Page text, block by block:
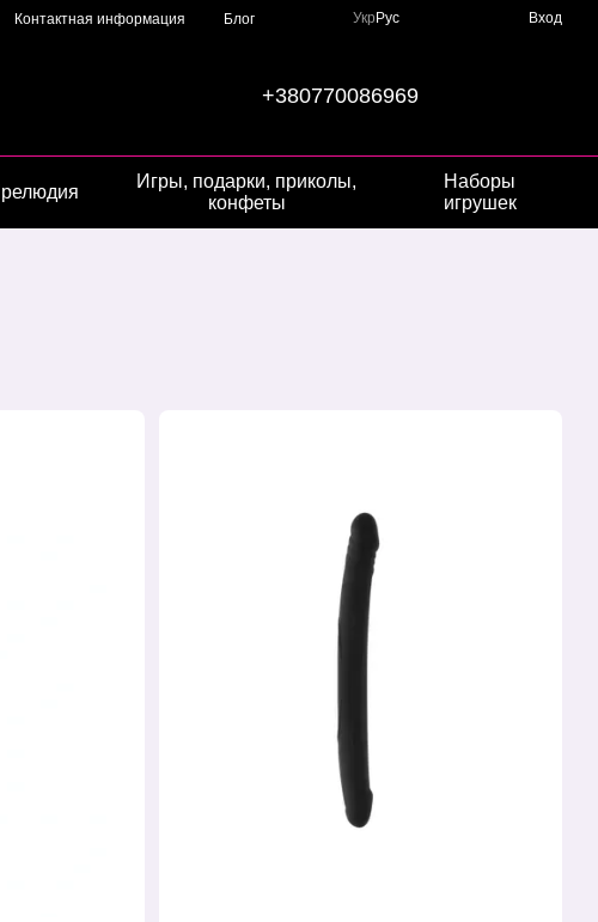
Контактная информация
Блог
Укр Рус Вход
+380770086969
Игры, подарки, приколы,
конфеты
Наборы
игрушек